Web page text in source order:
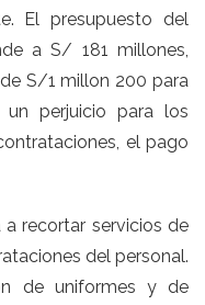
El presupuesto del
a S/ 181 millones,
S/1 millon 200 para
perjuicio para los
el pago
recortar servicios de
del personal.
de uniformes y de